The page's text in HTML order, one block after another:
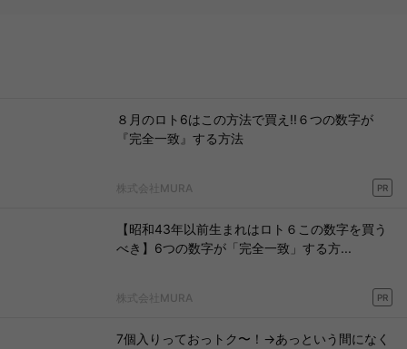
８月のロト6はこの方法で買え!!６つの数字が
『完全一致』する方法
株式会社MURA PR
【昭和43年以前生まれはロト６この数字を買う
べき】6つの数字が「完全一致」する方...
株式会社MURA PR
7個入りっておっトク〜！→あっという間になく